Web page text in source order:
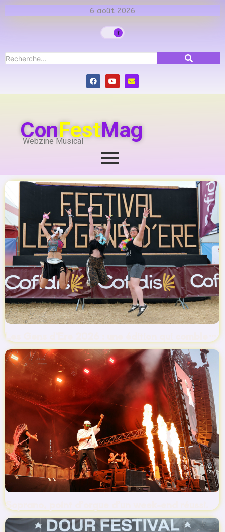
6 août 2026
ConFestMag
Webzine Musical
Les Gens d’Ere 2026 : une édition qui comble…
Soprano, point d’orgue d’un week-end réussi.